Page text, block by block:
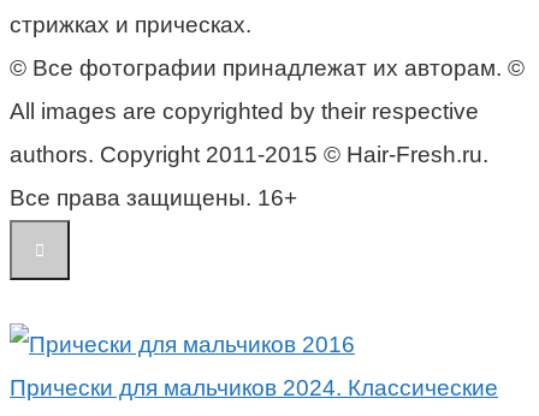
стрижках и прическах.
© Все фотографии принадлежат их авторам. ©
All images are copyrighted by their respective
authors. Copyright 2011-2015 © Hair-Fresh.ru.
Все права защищены. 16+
Прически для мальчиков 2024. Классические